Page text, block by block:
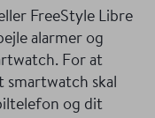
FreeStyle Libre
alarmer og
For at
smartwatch skal
og dit